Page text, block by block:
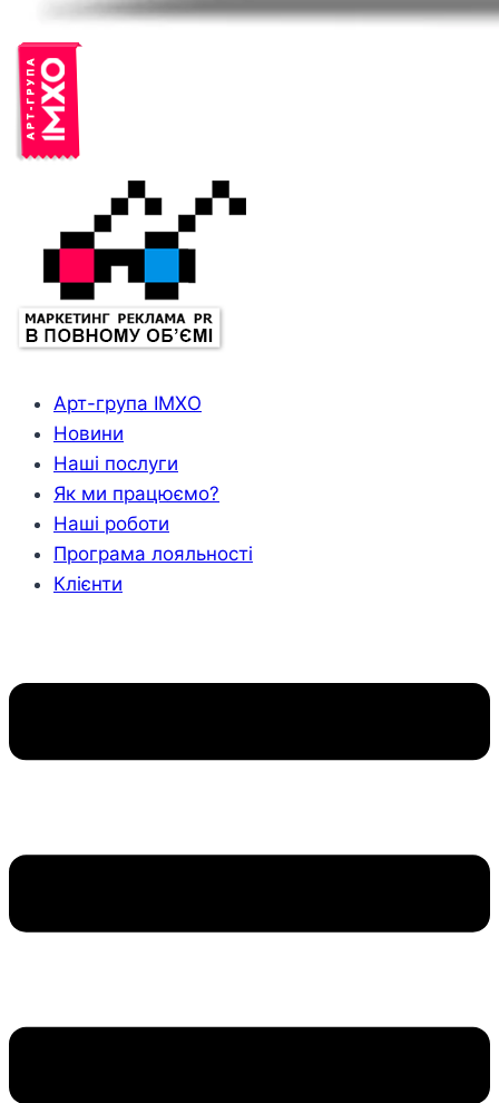
Арт-група ІМХО
Новини
Наші послуги
Як ми працюємо?
Наші роботи
Програма лояльності
Клієнти